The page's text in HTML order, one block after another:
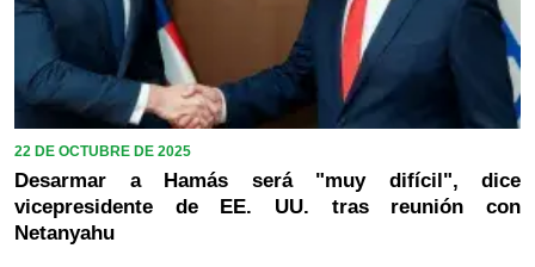
22 DE OCTUBRE DE 2025
Desarmar a Hamás será "muy difícil", dice
vicepresidente de EE. UU. tras reunión con
Netanyahu